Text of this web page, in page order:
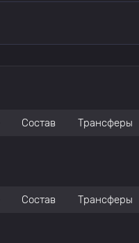
Состав Трансферы
Состав Трансферы